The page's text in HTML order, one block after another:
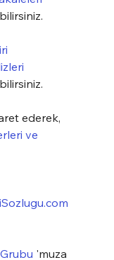
ederek,
ve
'muza